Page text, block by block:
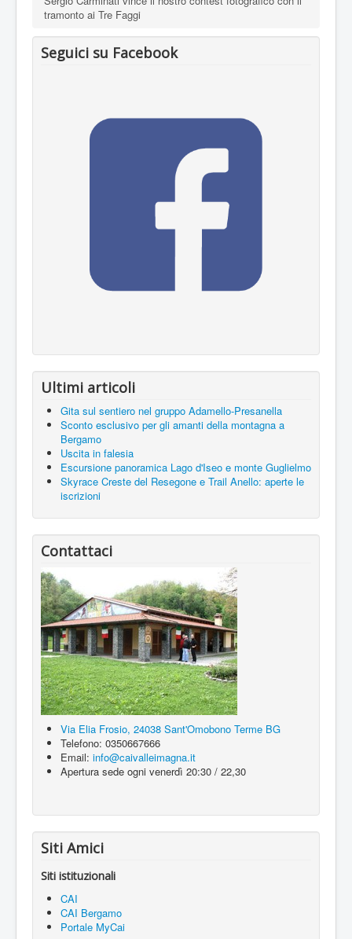
tramonto ai Tre Faggi
Seguici su Facebook
Ultimi articoli
Gita sul sentiero nel gruppo Adamello-Presanella
Sconto esclusivo per gli amanti della montagna a
Bergamo
Uscita in falesia
Escursione panoramica Lago d'Iseo e monte Guglielmo
Skyrace Creste del Resegone e Trail Anello: aperte le
iscrizioni
Contattaci
Via Elia Frosio, 24038 Sant'Omobono Terme BG
Telefono: 0350667666
Email: info@caivalleimagna.it
Apertura sede ogni venerdì 20:30 / 22,30
Siti Amici
Siti istituzionali
CAI
CAI Bergamo
Portale MyCai